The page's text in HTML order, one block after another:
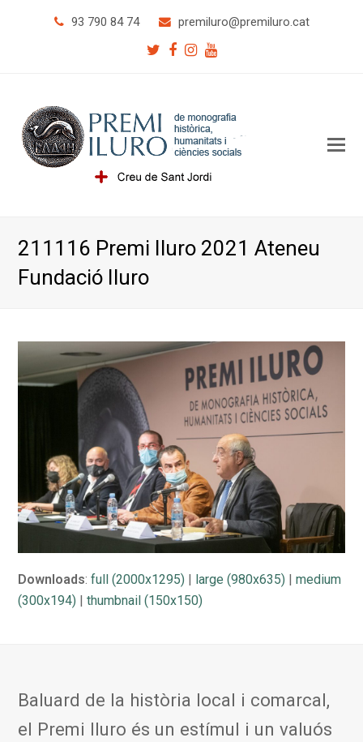
93 790 84 74 premiluro@premiluro.cat
Twitter
Facebook
Instagram
Youtube
211116 Premi Iluro 2021 Ateneu
Fundació Iluro
Downloads:full (2000x1295) | large (980x635) |medium
(300x194) |thumbnail (150x150)
Baluard de la història local i comarcal,
el Premi Iluro és un estímul i un valuós